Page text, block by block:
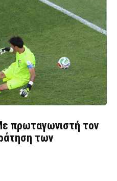
πρωταγωνιστή τον
των